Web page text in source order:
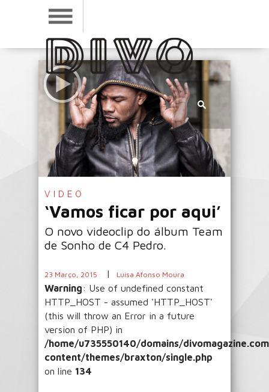
VIDEO
‘Vamos ficar por aqui’
O novo videoclip do álbum Team
de Sonho de C4 Pedro.
23 Março, 2015 | Luísa Afonso Moura
Warning: Use of undefined constant
HTTP_HOST - assumed 'HTTP_HOST'
(this will throw an Error in a future
version of PHP) in
/home/u735550140/domains/
content/themes/braxton/single.php
on line 134